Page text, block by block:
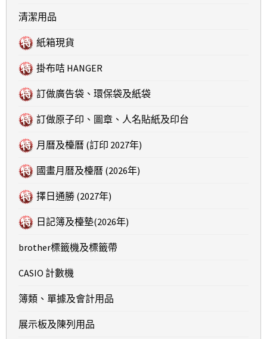
清潔用品
紙箱現貨
掛布咭 HANGER
訂做廣告袋、環保袋及紙袋
訂做原子印、圖章、人名貼紙及印台
月曆及檯曆 (訂印 2027年)
國畫月曆及檯曆 (2026年)
擇日通勝 (2027年)
日記簿及檯墊(2026年)
brother標籤機及標籤帶
CASIO 計數機
簿類、單據及會計用品
展示板及陳列用品